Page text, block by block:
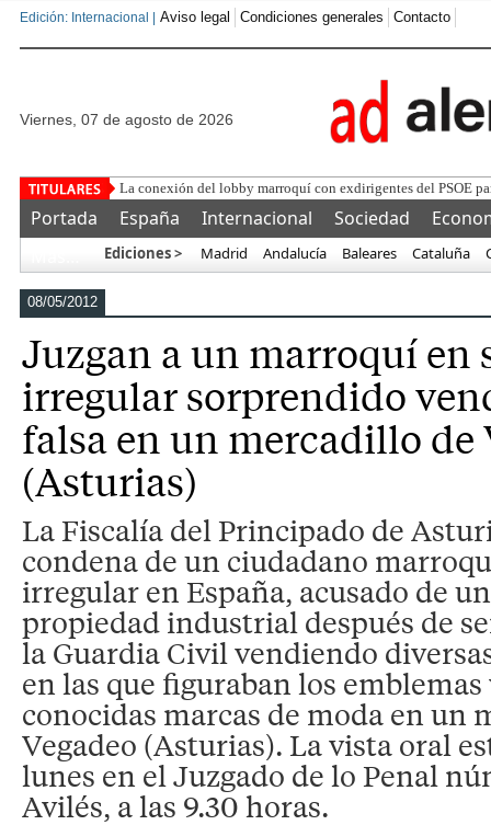
Edición: Internacional | Aviso legal Condiciones generales Contacto
viernes, 07 de agosto de 2026
La conexión del lobby marroquí con exdirigentes del PSOE
Portada España Internacional Sociedad
Ediciones > Madrid Andalucía Baleares Cataluña
08/05/2012
Juzgan a un marroquí en
irregular sorprendido
falsa en un mercadillo de
(Asturias)
La Fiscalía del Principado de
condena de un ciudadano
irregular en España, acusado de
propiedad industrial después de
la Guardia Civil vendiendo
en las que figuraban los
conocidas marcas de moda en un
Vegadeo (Asturias). La vista oral
lunes en el Juzgado de lo Penal
Avilés, a las 9.30 horas.